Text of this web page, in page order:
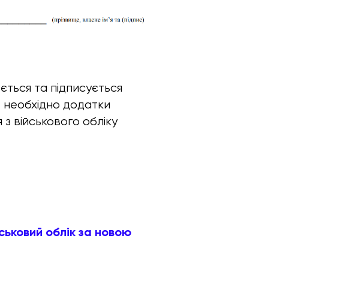
та підписується
додатки
військового обліку
облік за новою